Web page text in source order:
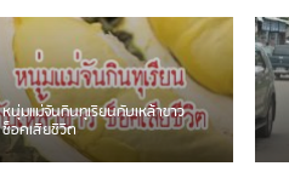
ชาวเน็ตฮา! รถเครื่องแม่สายชน
ป้ายร้านโลงศพแล้วหนี พบเสาหัก
เบรคหัก หวิดได้ใช้บริการ